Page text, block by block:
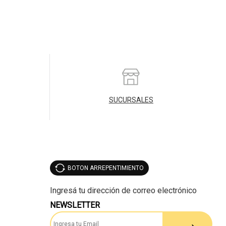
SUCURSALES
BOTON ARREPENTIMIENTO
NEWSLETTER